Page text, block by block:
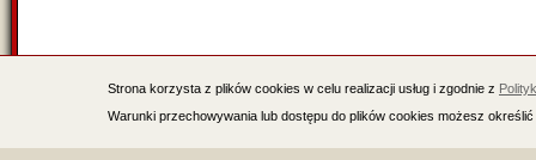
Strona korzysta z plików cookies w celu realizacji usług i zgodnie z
Warunki przechowywania lub dostępu do plików cookies możesz